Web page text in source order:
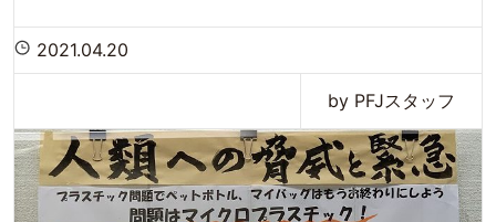
2021.04.20
by PFJスタッフ